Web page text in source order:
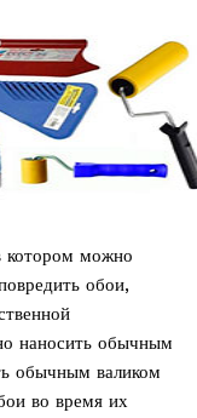
котором можно
обои,
наносить обычным
обычным валиком
во время их